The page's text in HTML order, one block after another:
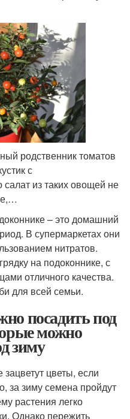
родственник томатов
с
из таких овощей не
– это домашний
В супермаркетах они
нитратов.
на подоконнике, с
отличного качества.
для всей семьи.
посадить под
можно
зиму
цветы, если
за зиму семена пройдут
растения легко
Однако пережить